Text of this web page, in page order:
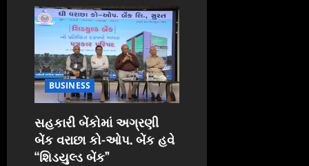
BUSINESS
સહકારી બેંકોમાં અગ્રણી
બેંક વરાછા કો-ઓપ. બેંક હવે
“શિડયુલ્ડ બેંક”